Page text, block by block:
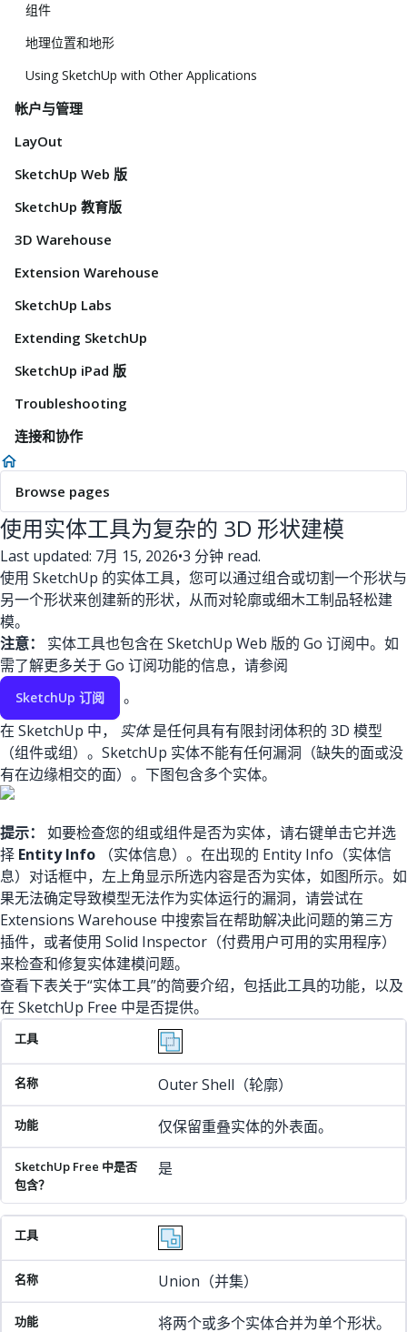
组件
地理位置和地形
Using SketchUp with Other Applications
帐户与管理
LayOut
SketchUp Web 版
SketchUp 教育版
3D Warehouse
Extension Warehouse
SketchUp Labs
Extending SketchUp
SketchUp iPad 版
Troubleshooting
连接和协作
Browse pages
使用实体工具为复杂的 3D 形状建模
Last updated: 7月 15, 2026•3 分钟 read.
使用 SketchUp 的实体工具，您可以通过组合或切割一个形状与
另一个形状来创建新的形状，从而对轮廓或细木工制品轻松建
模。
注意：
实体工具也包含在 SketchUp Web 版的 Go 订阅中。如
需了解更多关于 Go 订阅功能的信息，请参阅
SketchUp 订阅
。
在 SketchUp 中， 实体是任何具有有限封闭体积的 3D 模型
（组件或组）。SketchUp 实体不能有任何漏洞（缺失的面或没
有在边缘相交的面）。下图包含多个实体。
提示：
如要检查您的组或组件是否为实体，请右键单击它并选
择 Entity Info （实体信息）。在出现的 Entity Info（实体信
息）对话框中，左上角显示所选内容是否为实体，如图所示。如
果无法确定导致模型无法作为实体运行的漏洞，请尝试在
Extensions Warehouse 中搜索旨在帮助解决此问题的第三方
插件，或者使用 Solid Inspector（付费用户可用的实用程序）
来检查和修复实体建模问题。
查看下表关于“实体工具”的简要介绍，包括此工具的功能，以及
在 SketchUp Free 中是否提供。
工具名称 SketchUp Free 中是否包含？
Outer Shell（轮廓）
仅保留重叠实体的外表面。
是
Union（并集）
将两个或多个实体合并为单个形状。